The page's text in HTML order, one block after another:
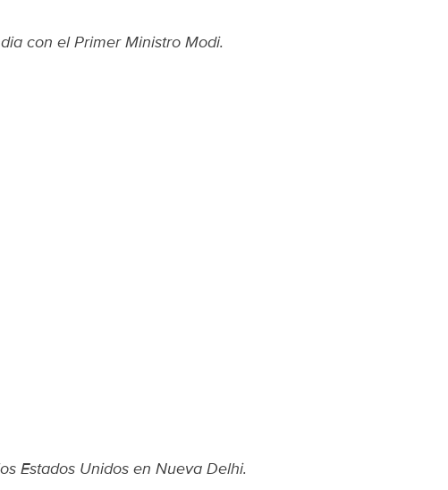
con el Primer Ministro Modi.
Estados Unidos en Nueva Delhi.